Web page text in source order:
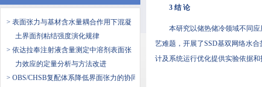
> 表面张力与基材含水量耦合作用下混凝
土界面剂粘结强度演化规律
> 依达拉奉注射液含量测定中溶剂表面张
力效应的定量分析与方法改进
> OBS/CHSB复配体系降低界面张力的协同
3 结 论
本研究以储热储冷领域不同
艺难题，开展了SSD基双网络水
计及系统运行优化提供实验依据